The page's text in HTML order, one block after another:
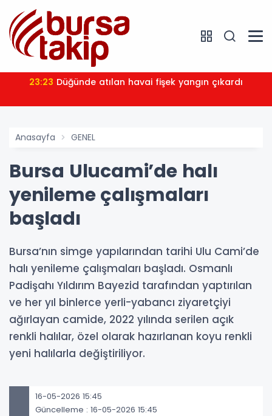
23:23 Düğünde atılan havai fişek yangın çıkardı
Anasayfa GENEL
Bursa Ulucami’de halı
yenileme çalışmaları
başladı
Bursa’nın simge yapılarından tarihi Ulu Cami’de
halı yenileme çalışmaları başladı. Osmanlı
Padişahı Yıldırım Bayezid tarafından yaptırılan
ve her yıl binlerce yerli-yabancı ziyaretçiyi
ağırlayan camide, 2022 yılında serilen açık
renkli halılar, özel olarak hazırlanan koyu renkli
yeni halılarla değiştiriliyor.
16-05-2026 15:45
Güncelleme : 16-05-2026 15:45